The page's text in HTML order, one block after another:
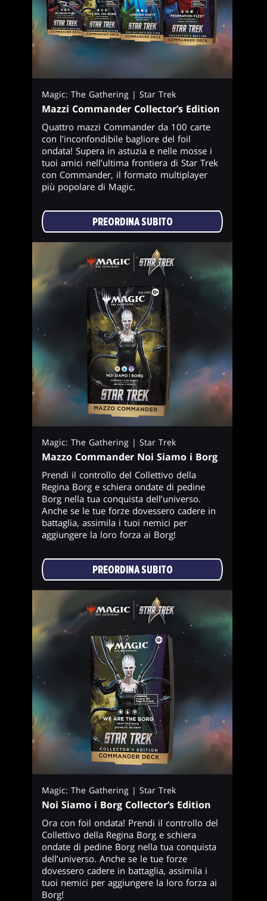
Magic: The Gathering | Star Trek
Mazzi Commander Collector’s Edition
Quattro mazzi Commander da 100 carte
con l’inconfondibile bagliore del foil
ondata! Supera in astuzia e nelle mosse i
tuoi amici nell’ultima frontiera di Star Trek
con Commander, il formato multiplayer
più popolare di Magic.
PREORDINA SUBITO
Magic: The Gathering | Star Trek
Mazzo Commander Noi Siamo i Borg
Prendi il controllo del Collettivo della
Regina Borg e schiera ondate di pedine
Borg nella tua conquista dell’universo.
Anche se le tue forze dovessero cadere in
battaglia, assimila i tuoi nemici per
aggiungere la loro forza ai Borg!
PREORDINA SUBITO
Magic: The Gathering | Star Trek
Noi Siamo i Borg Collector’s Edition
Ora con foil ondata! Prendi il controllo del
Collettivo della Regina Borg e schiera
ondate di pedine Borg nella tua conquista
dell’universo. Anche se le tue forze
dovessero cadere in battaglia, assimila i
tuoi nemici per aggiungere la loro forza ai
Borg!